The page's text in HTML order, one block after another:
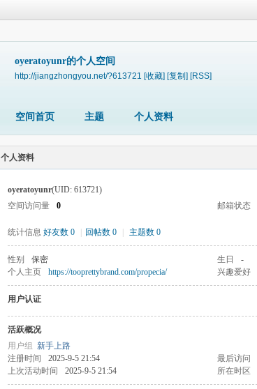
oyeratoyunr的个人空间
http://jiangzhongyou.net/?613721 [收藏] [复制] [RSS]
空间首页 主题 个人资料
个人资料
oyeratoyunr(UID: 613721)
空间访问量
0 邮箱状态
统计信息 好友数 0 回帖数 0 主题数 0
性别 保密 生日
-
个人主页
https://tooprettybrand.com/propecia/ 兴趣爱好
用户认证
活跃概况
用户组 新手上路
注册时间
2025-9-5 21:54 最后访问
上次活动时间
2025-9-5 21:54 所在时区